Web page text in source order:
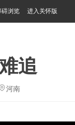
碍浏览 进入关怀版
追
河南